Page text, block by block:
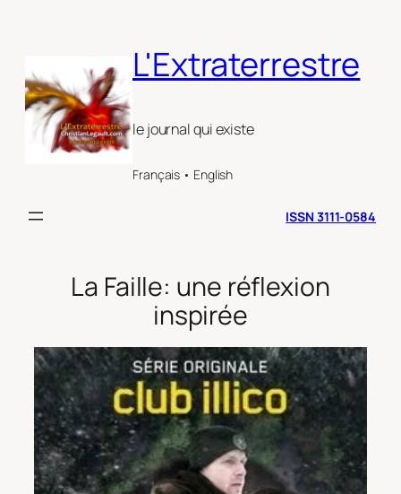
L'Extraterrestre
le journal qui existe
Français • English
ISSN 3111-0584
La Faille: une réflexion
inspirée